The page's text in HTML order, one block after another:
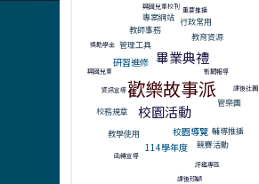
專案網站
興國兒童校刊
行政常用
重要推播
獎助學金
研習進修
管理工具
教師事務
畢業典禮
教育資源
興國兒童
歡樂故事派
新聞報導
資訊宣導
校務規章 校園活動 管樂團
課後社團
教學使用
函轉宣導
114學年度
校園導覽
競賽活動
輔導推播
課後照顧
評鑑專區